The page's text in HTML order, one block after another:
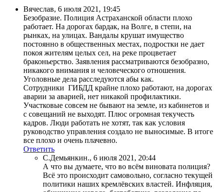
Вячеслав, 6 июля 2021, 19:45
Безобразие. Полиция Астраханской области плохо
работает. На дорогах бардак, на Волге, в степи, на
рынках, на улицах. Вандалы крушат имущество
постоянно в общественных местах, подростки не дает
покоя жителям целых сел, на реке процветает
браконьерство. Заявления рассматриваются безобразно,
никакого внимания и человеческого отношения.
Уголовные дела расследуются абы как.
Сотрудники ГИБДД крайне плохо работают, на дорогах
аварии за аварией, нет никакой профилактики.
Участковые совсем не бывают на земле, из кабинетов и
с совещаний не выходят. Плюс огромная текучесть
кадров. Люди работать не хотят, так как условия
руководство управления создало не выносимые. В итоге
все плохо и очень плачевно.
Ответить
С.Демьянкин., 6 июля 2021, 20:44
А что вы думаете, что во всём виновата полиция?
Всё это происходит самовольно, согласно текущей
политики наших кремлёвских властей. Инфляция,